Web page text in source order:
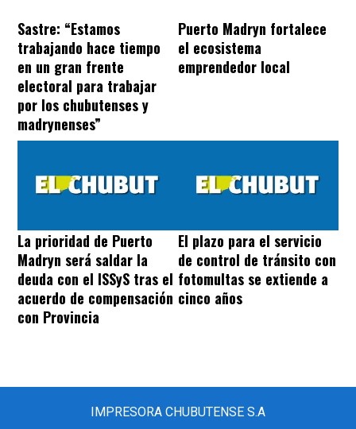
Sastre: “Estamos
trabajando hace tiempo
en un gran frente
electoral para trabajar
por los chubutenses y
madrynenses”
Puerto Madryn fortalece
el ecosistema
emprendedor local
La prioridad de Puerto
Madryn será saldar la
deuda con el ISSyS tras el
acuerdo de compensación
con Provincia
El plazo para el servicio
de control de tránsito con
fotomultas se extiende a
cinco años
IMPRESORA CHUBUTENSE S.A